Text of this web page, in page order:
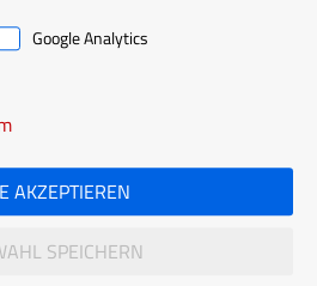
Google Analytics
AKZEPTIEREN
SPEICHERN